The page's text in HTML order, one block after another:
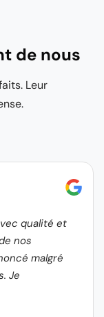
de nous
Leur
qualité et
nos
malgré
Je